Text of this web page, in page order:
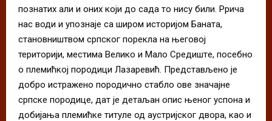
познатих али и оних који до сада то нису били. Pрича
нас води и упознаје са широм историјом Баната,
становништвом српског порекла на његовој
територији, местима Велико и Мало Средиштe, посебно
о племићкој породици Лазаревић. Представљено је
добро истражено породично стабло ове значајне
српске породице, дат је детаљан опис њеног успона и
добијања племићке титуле од аустријског двора, као и